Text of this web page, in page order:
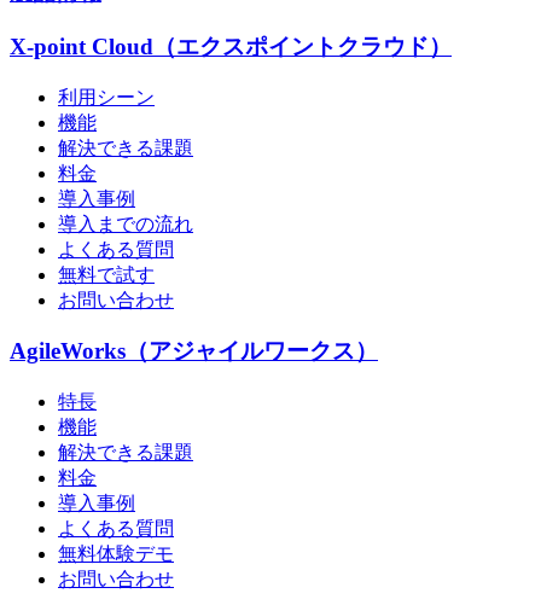
X-point Cloud（エクスポイントクラウド）
利用シーン
機能
解決できる課題
料金
導入事例
導入までの流れ
よくある質問
無料で試す
お問い合わせ
AgileWorks（アジャイルワークス）
特長
機能
解決できる課題
料金
導入事例
よくある質問
無料体験デモ
お問い合わせ